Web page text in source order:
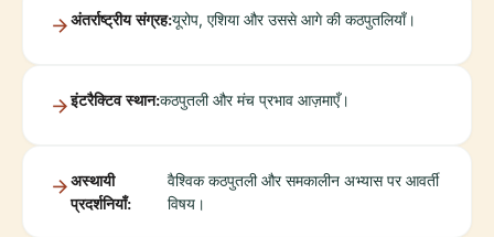
अंतर्राष्ट्रीय संग्रह:यूरोप, एशिया और उससे आगे की कठपुतलियाँ।
इंटरैक्टिव स्थान:कठपुतली और मंच प्रभाव आज़माएँ।
अस्थायी
प्रदर्शनियाँ:
वैश्विक कठपुतली और समकालीन अभ्यास पर आवर्ती
विषय।